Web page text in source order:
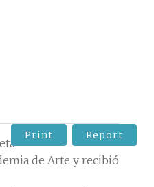
de Arte y recibió
Print Report